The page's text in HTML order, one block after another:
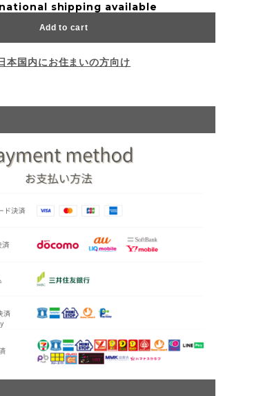
shipping available
Add to cart
本国内にお住まいの方向け